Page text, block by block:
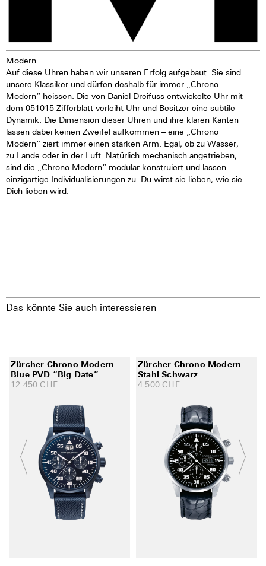
Ganggenauigkeitsverlust von 1
Revisionen sind alle 3 bis 8 Jahre
angeraten.
Modern
Auf diese Uhren haben wir unseren Erfolg aufgebaut. Sie sind
unsere Klassiker und dürfen deshalb für immer „Chrono
Modern“ heissen. Die von Daniel Dreifuss entwickelte Uhr mit
dem 051015 Zifferblatt verleiht Uhr und Besitzer eine subtile
Dynamik. Die Dimension dieser Uhren und ihre klaren Kanten
lassen dabei keinen Zweifel aufkommen – eine „Chrono
Modern“ ziert immer einen starken Arm. Egal, ob zu Wasser,
zu Lande oder in der Luft. Natürlich mechanisch angetrieben,
sind die „Chrono Modern“ modular konstruiert und lassen
einzigartige Individualisierungen zu. Du wirst sie lieben, wie sie
Dich lieben wird.
Das könnte Sie auch interessieren
Zürcher Chrono Modern
Blue PVD “Big Date”
12.450 CHF
Zürcher Chrono Modern
Stahl Schwarz
4.500 CHF